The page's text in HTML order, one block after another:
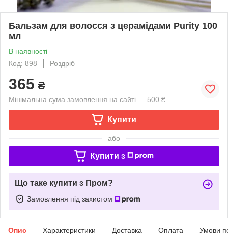
Бальзам для волосся з церамідами Purity 100
мл
В наявності
Код: 898
Роздріб
365 ₴
Мінімальна сума замовлення на сайті — 500 ₴
Купити
або
Купити з
Що таке купити з Пром?
Замовлення під захистом
Опис Характеристики Доставка Оплата Умови